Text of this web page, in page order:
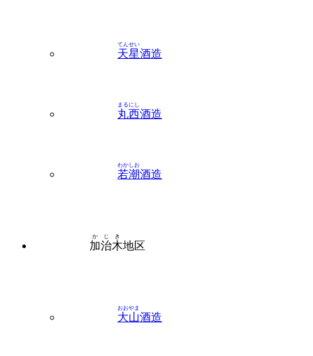
天星
てんせい
酒造
丸西
まるにし
酒造
若潮
わかしお
酒造
加治木
かじき
地区
大山
おおやま
酒造